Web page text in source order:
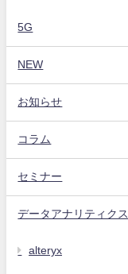
5G
NEW
お知らせ
コラム
セミナー
データアナリティクス
alteryx